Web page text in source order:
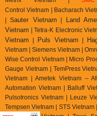
ControlVietnam Bacharach
| Sauter Vietnam Land
Vietnam | Tetra-K Electronic
Vietnam
Puls Vietnam
Vietnam | Siemens Vietnam |
Wise Control Vietnam | Micro
Gauge Vietnam | TemPress
Vietnam | Ametek Vietnam –
Automation Vietnam | Balluff
Pulsotronics Vietnam | Leuze
Tempsen Vietnam | STS